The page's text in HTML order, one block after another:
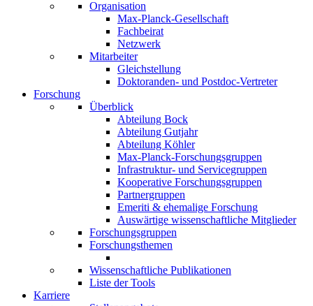
Organisation
Max-Planck-Gesellschaft
Fachbeirat
Netzwerk
Mitarbeiter
Gleichstellung
Doktoranden- und Postdoc-Vertreter
Forschung
Überblick
Abteilung Bock
Abteilung Gutjahr
Abteilung Köhler
Max-Planck-Forschungsgruppen
Infrastruktur- und Servicegruppen
Kooperative Forschungsgruppen
Partnergruppen
Emeriti & ehemalige Forschung
Auswärtige wissenschaftliche Mitglieder
Forschungsgruppen
Forschungsthemen
Wissenschaftliche Publikationen
Liste der Tools
Karriere